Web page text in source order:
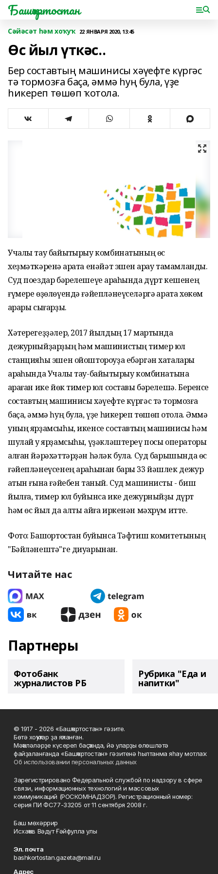
Башҡортостан
Сәйәсәт һәм хоҡуҡ 22 ЯНВАРЯ 2020, 13:45
Өс йыл үткәс..
Бер составтың машинисы хәүефте күргәс
тә тормозға баҫа, әммә һуң була, үҙе
һикереп төшөп ҡотола.
Учалы тау байыҡтырыу комбинатының өс
хеҙмәткәренә ҡарата енәйәт эшен ҡарау тамамланды.
Суд поездар бәрелешеүе арҡаһында дүрт кешенең
ғүмере өҙөлөүендә ғәйепләнеүселәргә ҡарата хөкөм
ҡарары сығарҙы.
Хәтерегеҙҙәлер, 2017 йылдың 17 мартында
дежурныйҙарҙың һәм машинистың тимер юл
станцияһы эшен ойоштороуҙа ебәргән хаталары
арҡаһында Учалы тау-байыҡтырыу комбинатына
ҡараған ике йөк тимер юл составы бәрелешә. Беренсе
составтың машинисы хәүефте күргәс тә тормозға
баҫа, әммә һуң була, үҙе һикереп төшөп ҡотола. Әммә
уның ярҙамсыһы, икенсе составтың машинисы һәм
шулай уҡ ярҙамсыһы, үҙәкләштереү посы операторы
алған йәрәхәттәрҙән һәләк була. Суд барышында өс
ғәйепләнеүсенең араһынан бары 33 йәшлек дежур
ҡатын ғына ғәйебен таный. Суд машинисты - биш
йылға, тимер юл буйынса ике дежурныйҙы дүрт
һәм өс йыл да алты айға иркенән мәхрүм итте.
Фото: Башҡортостан буйынса Тәфтиш комитетының
"Бәйләнештә"ге диуарынан.
Читайте нас
Партнеры
Фотобанк
журналистов РБ
Рубрика "Еда и
напитки"
© 1917 - 2026 «Башҡортостан» гәзите.
Бөтә хоҡуҡтар ҙа яҡланған.
Мәҡәләләрҙе күсереп баҫҡанда, йә уларҙы өлөшләтә
файҙаланғанда «Башҡортостан» гәзитенә һылтанма яһау мотлаҡ.
Об использовании персональных данных
Зарегистрировано Федеральной службой по надзору в сфере
связи, информационных технологий и массовых
коммуникаций (РОСКОМНАДЗОР). Регистрационный номер:
серия ПИ ФС77-33205 от 11 сентября 2008 г.
Баш мөхәррир
Исхаҡов Вәдүт Ғәйфулла улы
Эл. почта
bashkortostan.gazeta@mail.ru
Адрес